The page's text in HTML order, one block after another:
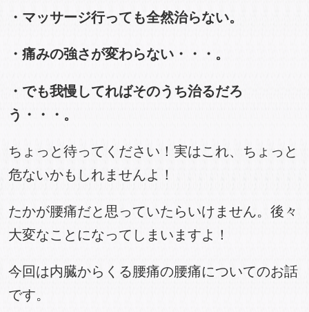
・マッサージ行っても全然治らない。
・痛みの強さが変わらない・・・。
・でも我慢してればそのうち治るだろ
う・・・。
ちょっと待ってください！実はこれ、ちょっと
危ないかもしれませんよ！
たかが腰痛だと思っていたらいけません。後々
大変なことになってしまいますよ！
今回は内臓からくる腰痛の腰痛についてのお話
です。